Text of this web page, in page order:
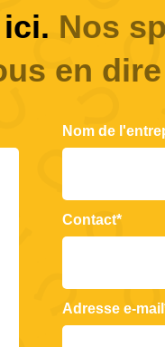
Nos
en
Nom de
Contact*
Adresse e-